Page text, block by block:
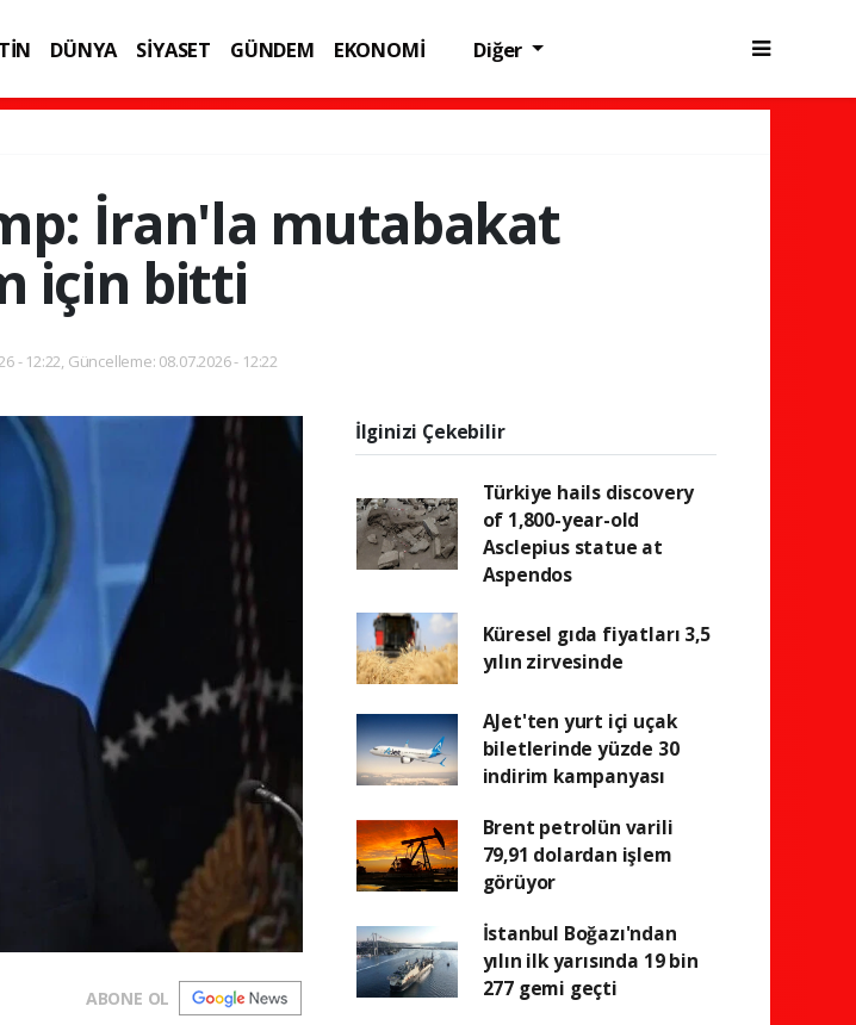
DÜNYA SİYASET GÜNDEM
EKONOMİ
Diğer
İran'la mutabakat
için bitti
- 12:22, Güncelleme: 08.07.2026 - 12:22
ABONE OL
İlginizi Çekebilir
Türkiye hails discovery
of 1,800-year-old
Asclepius statue at
Aspendos
Küresel gıda fiyatları 3,5
yılın zirvesinde
AJet'ten yurt içi uçak
biletlerinde yüzde 30
indirim kampanyası
Brent petrolün varili
79,91 dolardan işlem
görüyor
İstanbul Boğazı'ndan
yılın ilk yarısında 19 bin
277 gemi geçti